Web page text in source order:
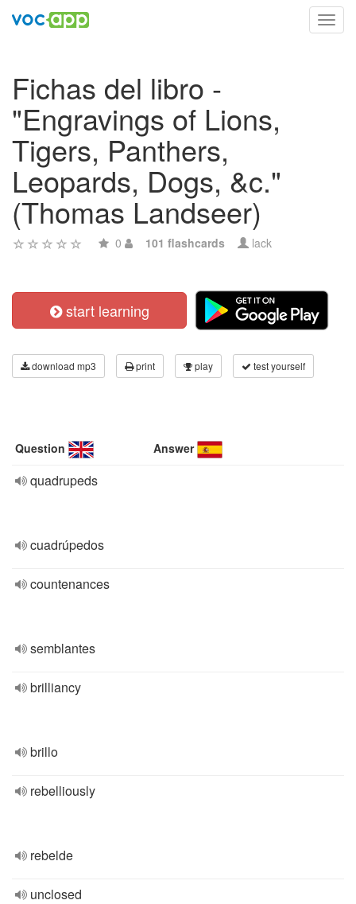
Fichas del libro -
"Engravings of Lions,
Tigers, Panthers,
Leopards, Dogs, &c."
(Thomas Landseer)
0 101 flashcards lack
start learning
download mp3 print play test yourself
Question Answer
quadrupeds
cuadrúpedos
countenances
semblantes
brilliancy
brillo
rebelliously
rebelde
unclosed